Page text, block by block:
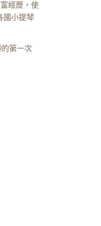
經歷，使
國小提琴
的第一次